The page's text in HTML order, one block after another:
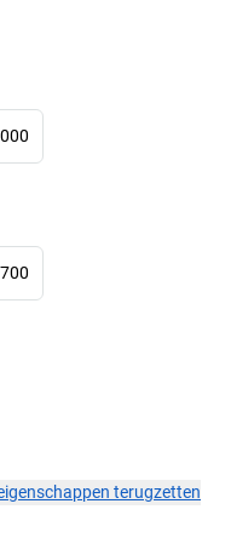
terugzetten